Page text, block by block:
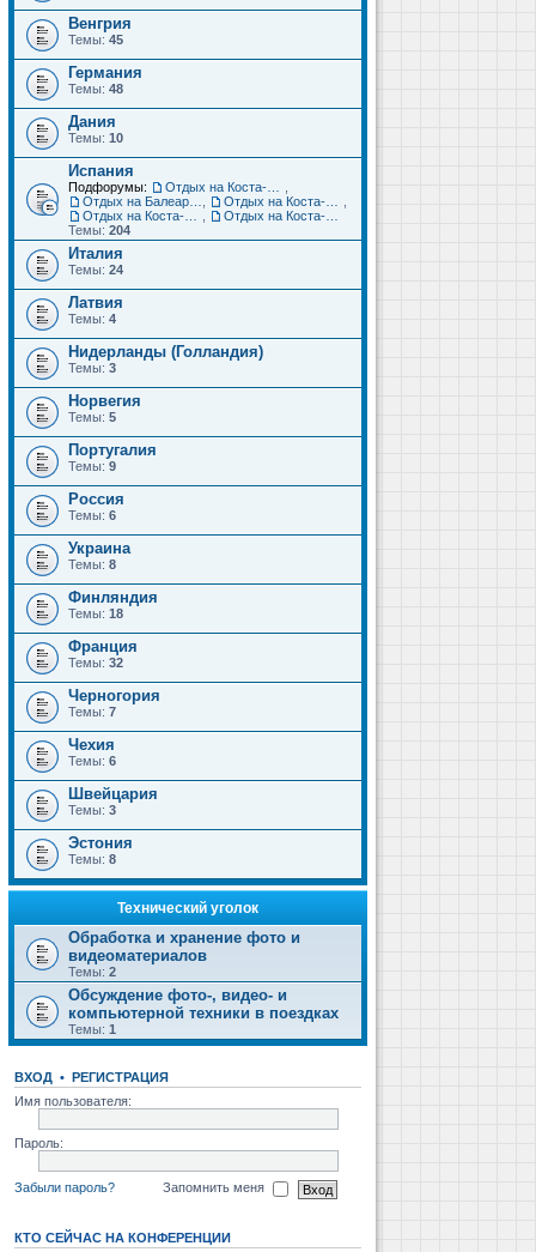
Венгрия
Темы: 45
Германия
Темы: 48
Дания
Темы: 10
Испания
Подфорумы:
Темы: 204
Италия
Темы: 24
Латвия
Темы: 4
Нидерланды (Голландия)
Темы: 3
Норвегия
Темы: 5
Португалия
Темы: 9
Россия
Темы: 6
Украина
Темы: 8
Финляндия
Темы: 18
Франция
Темы: 32
Черногория
Темы: 7
Чехия
Темы: 6
Швейцария
Темы: 3
Эстония
Темы: 8
Технический уголок
Обработка и хранение фото и
видеоматериалов
Темы: 2
Обсуждение фото-, видео- и
компьютерной техники в поездках
Темы: 1
ВХОД • РЕГИСТРАЦИЯ
Имя пользователя:
Пароль:
Забыли пароль? Запомнить меня
КТО СЕЙЧАС НА КОНФЕРЕНЦИИ